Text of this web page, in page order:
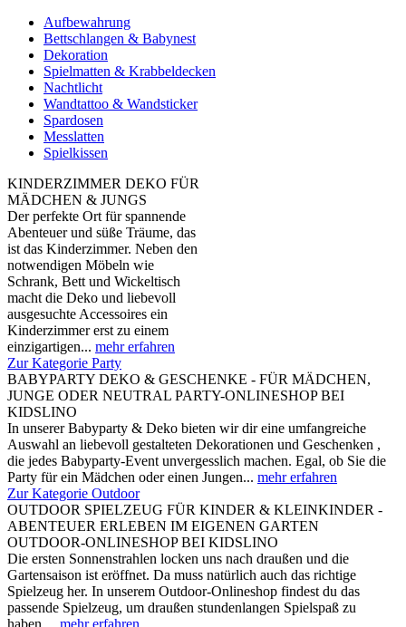
Aufbewahrung
Bettschlangen & Babynest
Dekoration
Spielmatten & Krabbeldecken
Nachtlicht
Wandtattoo & Wandsticker
Spardosen
Messlatten
Spielkissen
KINDERZIMMER DEKO FÜR
MÄDCHEN & JUNGS
Der perfekte Ort für spannende
Abenteuer und süße Träume, das
ist das Kinderzimmer. Neben den
notwendigen Möbeln wie
Schrank, Bett und Wickeltisch
macht die Deko und liebevoll
ausgesuchte Accessoires ein
Kinderzimmer erst zu einem
einzigartigen... mehr erfahren
Zur Kategorie Party
BABYPARTY DEKO & GESCHENKE - FÜR MÄDCHEN,
JUNGE ODER NEUTRAL PARTY-ONLINESHOP BEI
KIDSLINO
In unserer Babyparty & Deko bieten wir dir eine umfangreiche
Auswahl an liebevoll gestalteten Dekorationen und Geschenken ,
die jedes Babyparty-Event unvergesslich machen. Egal, ob Sie die
Party für ein Mädchen oder einen Jungen... mehr erfahren
Zur Kategorie Outdoor
OUTDOOR SPIELZEUG FÜR KINDER & KLEINKINDER -
ABENTEUER ERLEBEN IM EIGENEN GARTEN
OUTDOOR-ONLINESHOP BEI KIDSLINO
Die ersten Sonnenstrahlen locken uns nach draußen und die
Gartensaison ist eröffnet. Da muss natürlich auch das richtige
Spielzeug her. In unserem Outdoor-Onlineshop findest du das
passende Spielzeug, um draußen stundenlangen Spielspaß zu
haben.... mehr erfahren